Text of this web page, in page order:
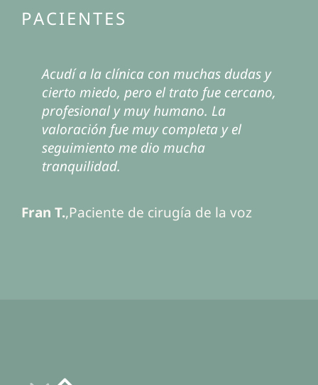
PACIENTES
Desde la primera consulta me sentí
escuchada y comprendida. El equipo
me explicó cada paso con mucha
claridad y me acompañó durante todo
el proceso. Hoy siento que mi voz está
mucho más alineada conmigo.
Silvia ,Paciente de cirugía de feminización
Acudí a la clínica con muchas dudas y
cierto miedo, pero el trato fue cercano,
profesional y muy humano. La
valoración fue muy completa y el
seguimiento me dio mucha
tranquilidad.
Fran T.,Paciente de cirugía de la voz
La combinación de tratamiento
médico y logopedia fue fundamental
para mi evolución. No solo mejoró mi
voz, también gané seguridad al hablar
en mi día a día.